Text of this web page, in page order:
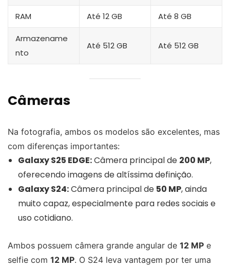
RAM Até 12 GB Até 8 GB
Armazename
nto
Até 512 GB Até 512 GB
Câmeras
Na fotografia, ambos os modelos são excelentes, mas
com diferenças importantes:
Galaxy S25 EDGE:Câmera principal de 200 MP,
oferecendo imagens de altíssima definição.
Galaxy S24:Câmera principal de 50 MP, ainda
muito capaz, especialmente para redes sociais e
uso cotidiano.
Ambos possuem câmera grande angular de 12 MP e
selfie com 12 MP. O S24 leva vantagem por ter uma